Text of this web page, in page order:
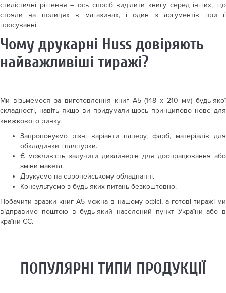
стилістичні рішення – ось спосіб виділити книгу серед інших, що
стояли на полицях в магазинах, і один з аргументів при її
просуванні.
Чому друкарні Huss довіряють
найважливіші тиражі?
Ми візьмемося за виготовлення книг А5 (148 x 210 мм) будь-якої
складності, навіть якщо ви придумали щось принципово нове для
книжкового ринку.
Запропонуємо різні варіанти паперу, фарб, матеріалів для
обкладинки і палітурки.
Є можливість залучити дизайнерів для доопрацювання або
зміни макета.
Друкуємо на європейському обладнанні.
Консультуємо з будь-яких питань безкоштовно.
Побачити зразки книг А5 можна в нашому офісі, а готові тиражі ми
відправимо поштою в будь-який населений пункт України або в
країни ЄС.
ПОПУЛЯРНІ ТИПИ ПРОДУКЦІЇ